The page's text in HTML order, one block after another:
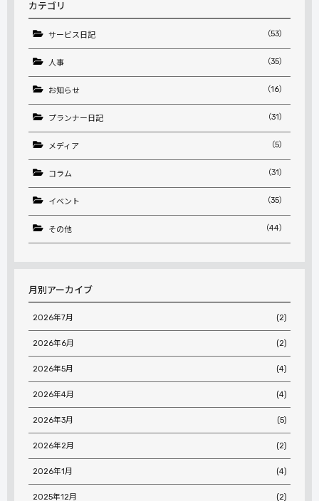
カテゴリ
サービス日記 （53）
人事 （35）
お知らせ （16）
プランナー日記 （31）
メディア （5）
コラム （31）
イベント （35）
その他 （44）
月別アーカイブ
2026年7月 (2)
2026年6月 (2)
2026年5月 (4)
2026年4月 (4)
2026年3月 (5)
2026年2月 (2)
2026年1月 (4)
2025年12月 (2)